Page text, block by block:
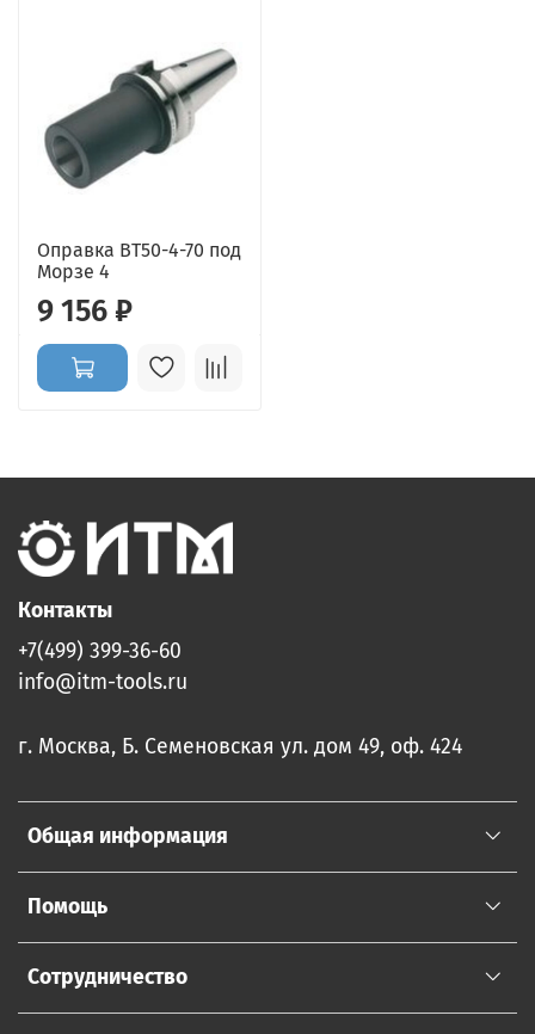
Оправка BT50-4-70 под
Морзе 4
9 156 ₽
Общая информация
Помощь
Сотрудничество
Контакты
+7(499) 399-36-60
info@itm-tools.ru
г. Москва, Б. Семеновская ул. дом 49, оф. 424